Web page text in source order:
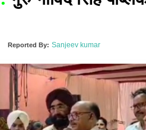
टू-डोर सेवा बहाल, शुक्रवार तक लगभग
हेमन्त ने खेलगांव परिसर में किया
Reported By: Sanjeev kumar